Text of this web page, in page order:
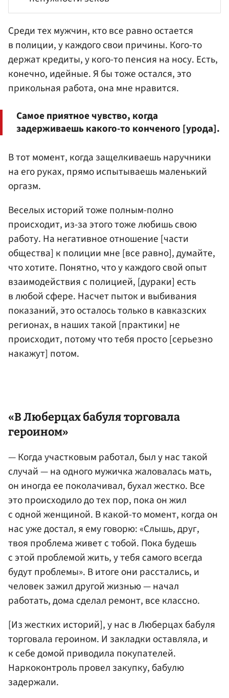
Среди тех мужчин, кто все равно остается
в полиции, у каждого свои причины. Кого-то
держат кредиты, у кого-то пенсия на носу. Есть,
конечно, идейные. Я бы тоже остался, это
прикольная работа, она мне нравится.
Самое приятное чувство, когда
задерживаешь какого-то конченого [урода].
В тот момент, когда защелкиваешь наручники
на его руках, прямо испытываешь маленький
оргазм.
Веселых историй тоже полным-полно
происходит, из-за этого тоже любишь свою
работу. На негативное отношение [части
общества] к полиции мне [все равно], думайте,
что хотите. Понятно, что у каждого свой опыт
взаимодействия с полицией, [дураки] есть
в любой сфере. Насчет пыток и выбивания
показаний, это осталось только в кавказских
регионах, в наших такой [практики] не
происходит, потому что тебя просто [серьезно
накажут] потом.
«В Люберцах бабуля торговала
героином»
— Когда участковым работал, был у нас такой
случай — на одного мужичка жаловалась мать,
он иногда ее поколачивал, бухал жестко. Все
это происходило до тех пор, пока он жил
с одной женщиной. В какой-то момент, когда он
нас уже достал, я ему говорю: «Слышь, друг,
твоя проблема живет с тобой. Пока будешь
с этой проблемой жить, у тебя самого всегда
будут проблемы». В итоге они расстались, и
человек зажил другой жизнью — начал
работать, дома сделал ремонт, все классно.
[Из жестких историй], у нас в Люберцах бабуля
торговала героином. И закладки оставляла, и
к себе домой приводила покупателей.
Наркоконтроль провел закупку, бабулю
задержали.